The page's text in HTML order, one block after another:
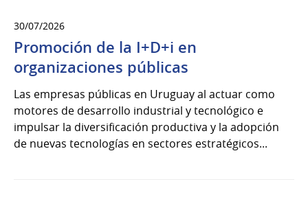
30/07/2026
Promoción de la I+D+i en
organizaciones públicas
Las empresas públicas en Uruguay al actuar como
motores de desarrollo industrial y tecnológico e
impulsar la diversificación productiva y la adopción
de nuevas tecnologías en sectores estratégicos...